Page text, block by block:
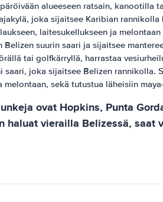
alueeseen ratsain,
joka sijaitsee Karibian
laitesukellukseen ja
Belizen suurin saari ja sijaitsee
tai golfkärryllä, harrastaa
saari, joka sijaitsee Belizen rannikolla.
sekä tutustua läheisiin
ovat Hopkins, Punta
vierailla Belizessä, saat